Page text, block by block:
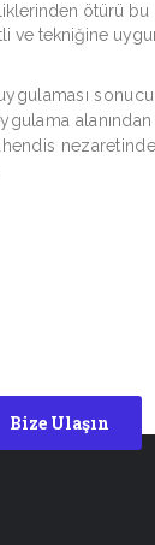
ötürü bu
ve tekniğine
nezaretinde
Bize Ulaşın